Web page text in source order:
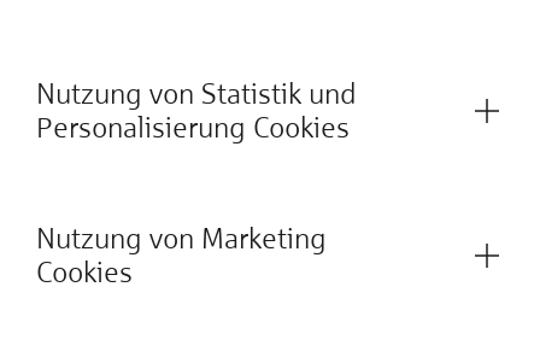
Nutzung von Statistik und
Personalisierung Cookies
Nutzung von Marketing
Cookies